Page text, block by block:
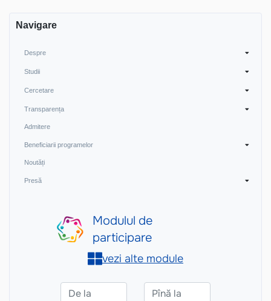
Navigare
Despre
Studii
Cercetare
Transparența
Admitere
Beneficiarii programelor
Noutăți
Presă